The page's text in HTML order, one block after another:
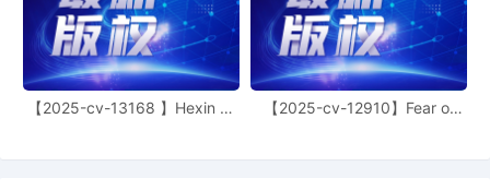
【2025-cv-13168 】Hexin 塑
【2025-cv-12910】Fear of